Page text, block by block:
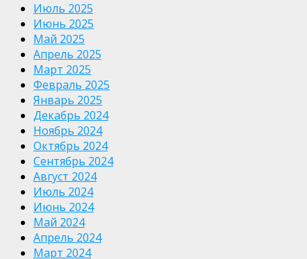
Июль 2025
Июнь 2025
Май 2025
Апрель 2025
Март 2025
Февраль 2025
Январь 2025
Декабрь 2024
Ноябрь 2024
Октябрь 2024
Сентябрь 2024
Август 2024
Июль 2024
Июнь 2024
Май 2024
Апрель 2024
Март 2024